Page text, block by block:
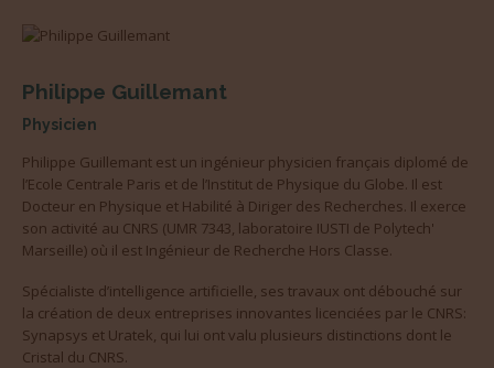
Philippe Guillemant
Physicien
Philippe Guillemant est un ingénieur physicien français diplomé de
l’Ecole Centrale Paris et de l’Institut de Physique du Globe. Il est
Docteur en Physique et Habilité à Diriger des Recherches. Il exerce
son activité au CNRS (UMR 7343, laboratoire IUSTI de Polytech'
Marseille) où il est Ingénieur de Recherche Hors Classe.
Spécialiste d’intelligence artificielle, ses travaux ont débouché sur
la création de deux entreprises innovantes licenciées par le CNRS:
Synapsys et Uratek, qui lui ont valu plusieurs distinctions dont le
Cristal du CNRS.